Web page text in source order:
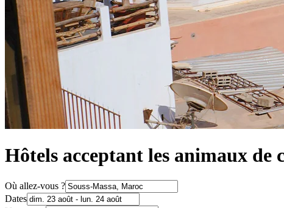
Hôtels acceptant les animaux de
Où allez-vous ?
Dates